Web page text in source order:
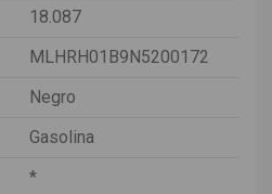
18.087
MLHRH01B9N5200172
Negro
Gasolina
*